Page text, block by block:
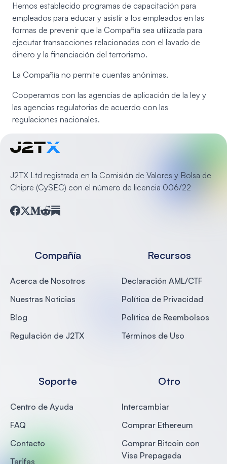
Hemos establecido programas de capacitación para
empleados para educar y asistir a los empleados en las
formas de prevenir que la Compañía sea utilizada para
ejecutar transacciones relacionadas con el lavado de
dinero y la financiación del terrorismo.
La Compañía no permite cuentas anónimas.
Cooperamos con las agencias de aplicación de la ley y
las agencias regulatorias de acuerdo con las
regulaciones nacionales.
J2TX Ltd registrada en la Comisión de Valores y Bolsa de
Chipre (CySEC) con el número de licencia 006/22
Compañía
Acerca de Nosotros
Nuestras Noticias
Blog
Regulación de J2TX
Soporte
Centro de Ayuda
FAQ
Contacto
Tarifas
Recursos
Declaración AML/CTF
Política de Privacidad
Política de Reembolsos
Términos de Uso
Otro
Intercambiar
Comprar Ethereum
Comprar Bitcoin con
Visa Prepagada